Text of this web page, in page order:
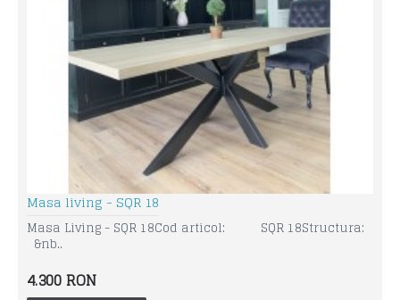
Masa living - SQR 18
Masa Living - SQR 18Cod articol: SQR 18Structura:
&nb..
4.300 RON